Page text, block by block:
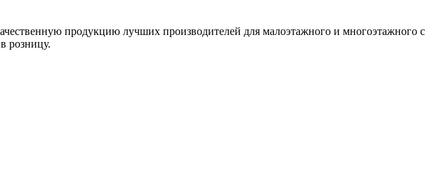
продукцию лучших производителей для малоэтажного и многоэтажного
розницу.